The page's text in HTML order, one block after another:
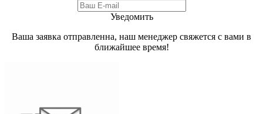
Уведомить
Ваша заявка отправленна, наш менеджер свяжется с вами в
ближайшее время!